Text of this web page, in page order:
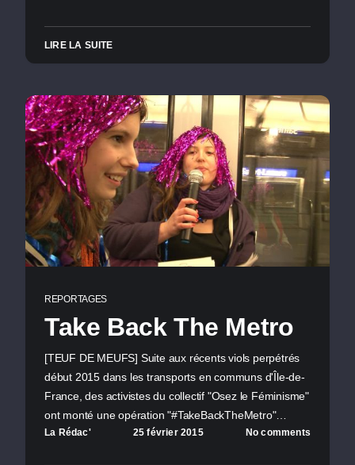
LIRE LA SUITE
REPORTAGES
Take Back The Metro
[TEUF DE MEUFS] Suite aux récents viols perpétrés
début 2015 dans les transports en communs d'Île-de-
France, des activistes du collectif "Osez le Féminisme"
ont monté une opération "#TakeBackTheMetro"…
La Rédac' 25 février 2015 No comments